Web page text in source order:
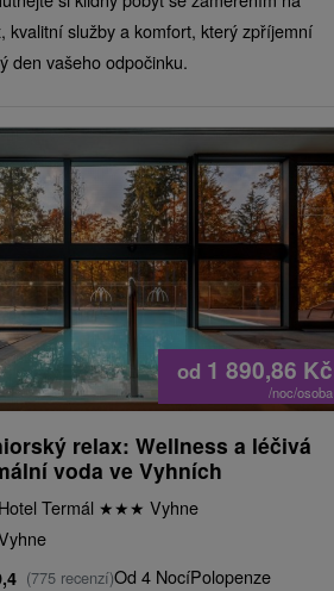
kvalitní služby a komfort, který zpříjemní
den vašeho odpočinku.
od 1 890,86 Kč
/noc/osoba
relax: Wellness a léčivá
voda ve Vyhních
Hotel Termál ★★★ Vyhne
(775 recenzí)Od 4 NocíPolopenze